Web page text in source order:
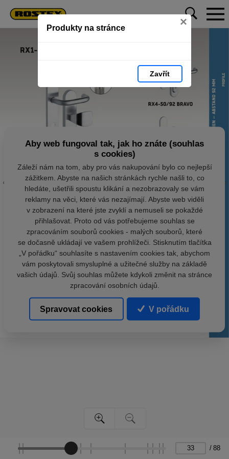
Produkty na stránce ×
Zavřít
/ 88
Aby web fungoval tak, jak ho znáte (souhlas
s cookies)
Záleží nám na tom, aby pro vás nakupování bylo co nejlepší
zážitkem. Abyste na našich stránkách rychle našli to, co
hledáte, ušetřili spoustu klikání a nezobrazovaly se vám
reklamy na věci, které vás nezajímají. Abyste web viděli
v zobrazení na které jste zvyklí a nemuseli se pokaždé
přihlašovat. Proto od vás potřebujeme souhlas se
zpracováním souborů cookies - malých souborů, které
se dočasně ukládají ve vašem prohlížeči. Stisknutím tlačítka
„V pořádku“ souhlasíte s nastavením cookies tak, abychom
vám poskytovali smysluplné a užitečné služby na základě
vašich údajů. Svůj souhlas můžete kdykoli změnit na stránce
zpracování osobních údajů.
Spravovat cookies V pořádku